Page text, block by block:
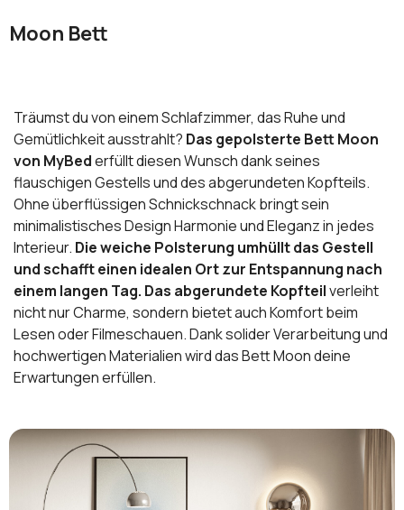
Moon Bett
Träumst du von einem Schlafzimmer, das Ruhe und
Gemütlichkeit ausstrahlt? Das gepolsterte Bett Moon
von MyBederfüllt diesen Wunsch dank seines
flauschigen Gestells und des abgerundeten Kopfteils.
Ohne überflüssigen Schnickschnack bringt sein
minimalistisches Design Harmonie und Eleganz in jedes
Interieur. Die weiche Polsterung umhüllt das Gestell
und schafft einen idealen Ort zur Entspannung nach
einem langen Tag. Das abgerundete Kopfteilverleiht
nicht nur Charme, sondern bietet auch Komfort beim
Lesen oder Filmeschauen. Dank solider Verarbeitung und
hochwertigen Materialien wird das Bett Moon deine
Erwartungen erfüllen.